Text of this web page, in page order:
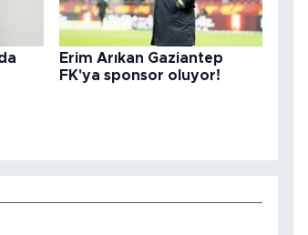
Erim Arıkan Gaziantep
FK'ya sponsor oluyor!